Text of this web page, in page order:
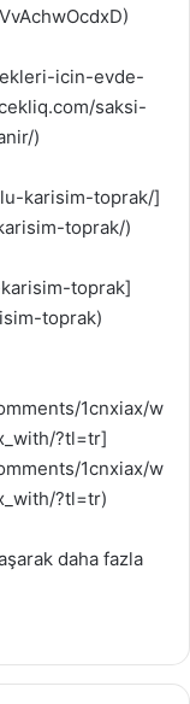
icin-evde-
saksi-
)
karisim-toprak/]
toprak/)
toprak]
toprak)
1cnxiax/w
?tl=tr]
1cnxiax/w
?tl=tr)
daha fazla